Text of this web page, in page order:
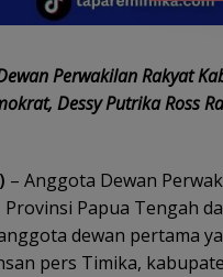
Perwakilan Rakyat
Dessy Putrika Ross
– Anggota Dewan
Papua Tengah
dewan pertama
pers Timika,